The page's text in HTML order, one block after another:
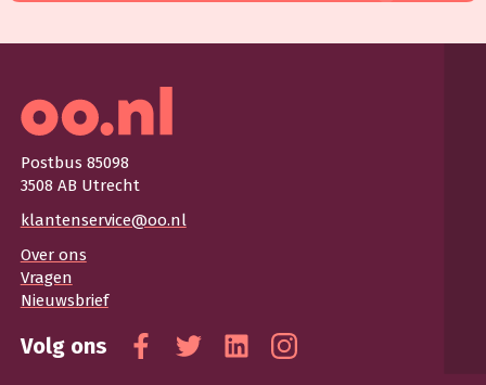
Postbus 85098
3508 AB Utrecht
klantenservice@oo.nl
Over ons
Vragen
Nieuwsbrief
Volg ons
Facebook
TwitterLinkedinInstagram